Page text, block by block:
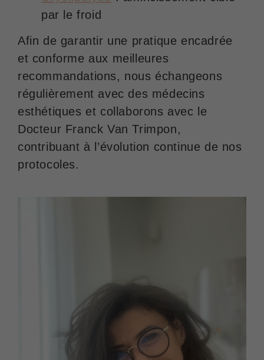
par le froid
Afin de garantir une pratique encadrée
et conforme aux meilleures
recommandations, nous échangeons
régulièrement avec des médecins
esthétiques et collaborons avec le
Docteur Franck Van Trimpon,
contribuant à l’évolution continue de nos
protocoles.